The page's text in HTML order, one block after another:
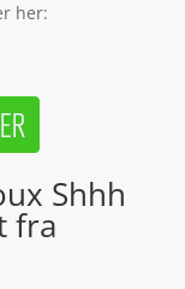
her:
Shhh
fra